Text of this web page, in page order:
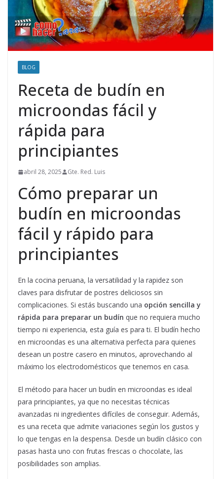
BLOG
Receta de budín en
microondas fácil y
rápida para
principiantes
abril 28, 2025 Gte. Red. Luis
Cómo preparar un
budín en microondas
fácil y rápido para
principiantes
En la cocina peruana, la versatilidad y la rapidez son
claves para disfrutar de postres deliciosos sin
complicaciones. Si estás buscando una opción sencilla y
rápida para preparar un budín que no requiera mucho
tiempo ni experiencia, esta guía es para ti. El budín hecho
en microondas es una alternativa perfecta para quienes
desean un postre casero en minutos, aprovechando al
máximo los electrodomésticos que tenemos en casa.
El método para hacer un budín en microondas es ideal
para principiantes, ya que no necesitas técnicas
avanzadas ni ingredientes difíciles de conseguir. Además,
es una receta que admite variaciones según los gustos y
lo que tengas en la despensa. Desde un budín clásico con
pasas hasta uno con frutas frescas o chocolate, las
posibilidades son amplias.